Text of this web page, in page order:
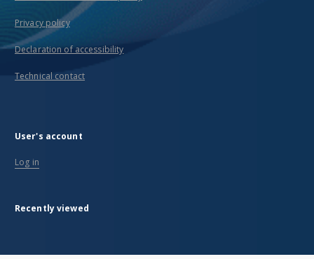
Privacy policy
Declaration of accessibility
Technical contact
User's account
Log in
Recently viewed